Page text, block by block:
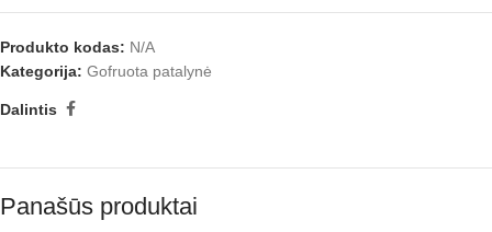
Produkto kodas: N/A
Kategorija: Gofruota patalynė
Dalintis
Panašūs produktai